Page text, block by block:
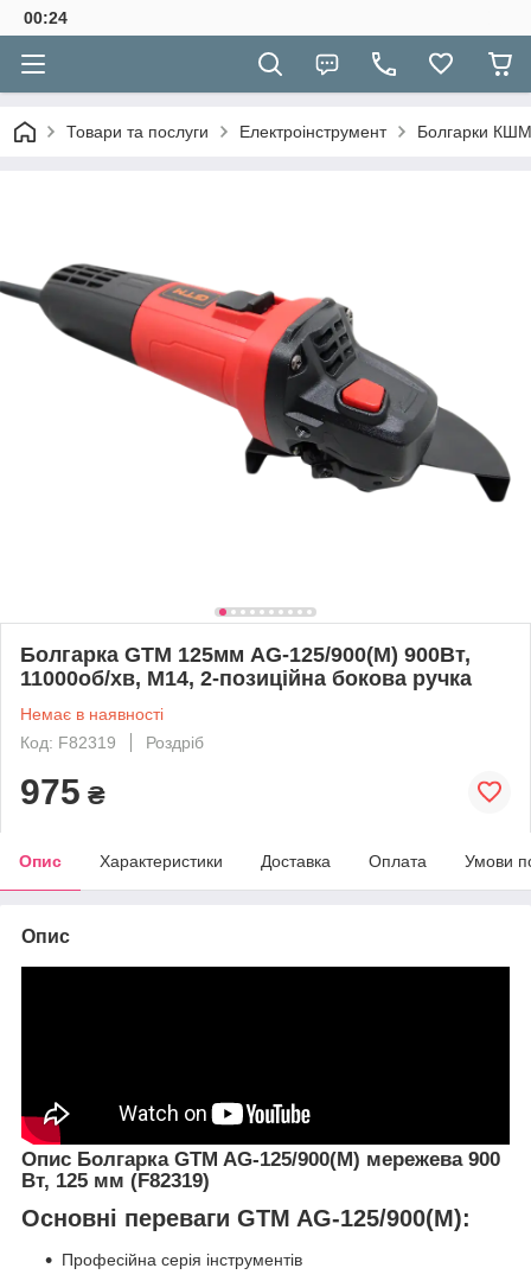
00:24
Товари та послуги Електроінструмент Болгарки
Болгарка GTM 125мм AG-125/900(M) 900Вт,
11000об/хв, М14, 2-позиційна бокова ручка
Немає в наявності
Код: F82319
Роздріб
975 ₴
Опис Характеристики Доставка Оплата Умови
Опис
Опис Болгарка GTM AG-125/900(M) мережева 900
Вт, 125 мм (F82319)
Основні переваги GTM AG-125/900(M):
Професійна серія інструментів